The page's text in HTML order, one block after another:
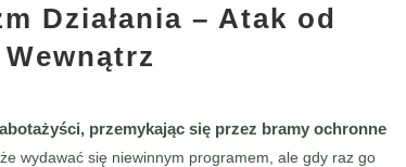
Działania – Atak od
Wewnątrz
przemykając się przez bramy ochronne
wydawać się niewinnym programem, ale gdy raz go